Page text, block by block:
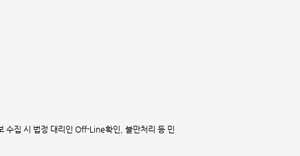
수집 시 법정 대리인 Off-Line확인, 불만처리 등 민